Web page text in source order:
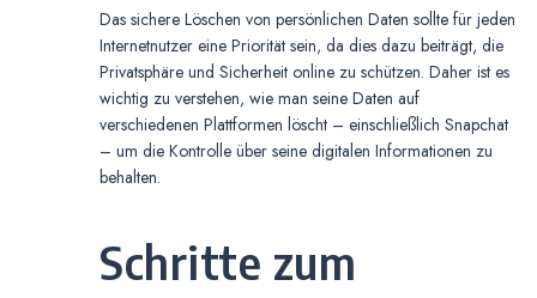
Das sichere Löschen von persönlichen Daten sollte für jeden
Internetnutzer eine Priorität sein, da dies dazu beiträgt, die
Privatsphäre und Sicherheit online zu schützen. Daher ist es
wichtig zu verstehen, wie man seine Daten auf
verschiedenen Plattformen löscht – einschließlich Snapchat
– um die Kontrolle über seine digitalen Informationen zu
behalten.
Schritte zum